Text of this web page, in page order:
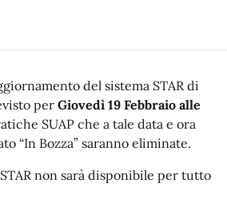
del sistema STAR di
per Giovedì 19 Febbraio alle
SUAP che a tale data e ora
“In Bozza” saranno eliminate.
non sarà disponibile per tutto